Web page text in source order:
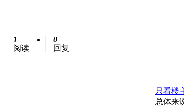
1
阅读
0
回复
只看楼
总体来